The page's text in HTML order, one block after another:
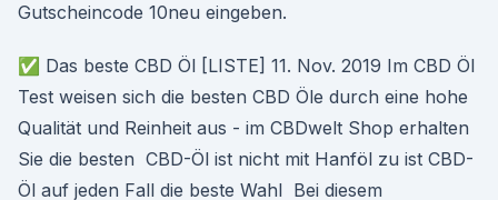
Gutscheincode 10neu eingeben.
✅ Das beste CBD Öl [LISTE] 11. Nov. 2019 Im CBD Öl
Test weisen sich die besten CBD Öle durch eine hohe
Qualität und Reinheit aus - im CBDwelt Shop erhalten
Sie die besten CBD-Öl ist nicht mit Hanföl zu ist CBD-
Öl auf jeden Fall die beste Wahl Bei diesem